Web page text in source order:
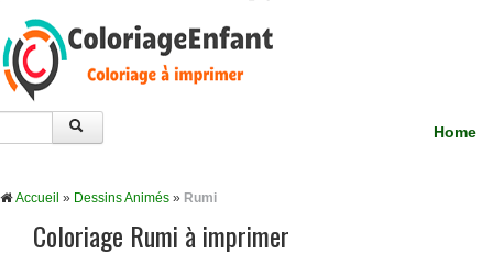
Home
Accueil » Dessins Animés » Rumi
Coloriage Rumi à imprimer